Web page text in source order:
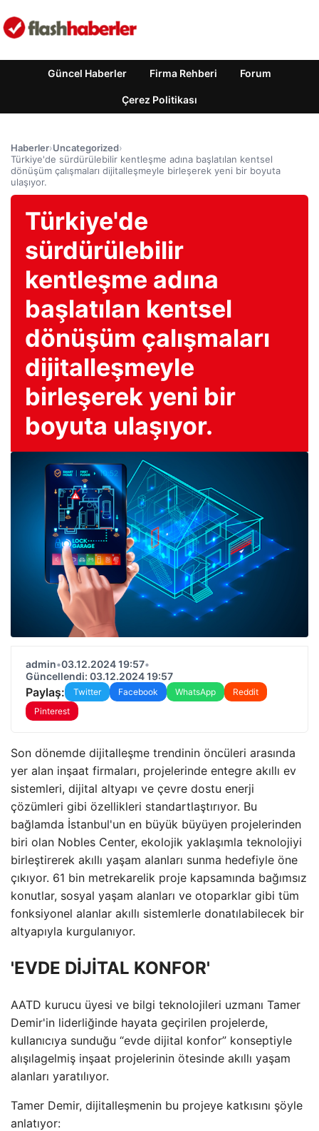
Güncel Haberler Firma Rehberi Forum
Çerez Politikası
Haberler›Uncategorized›
Türkiye'de sürdürülebilir kentleşme adına başlatılan kentsel
dönüşüm çalışmaları dijitalleşmeyle birleşerek yeni bir boyuta
ulaşıyor.
Türkiye'de
sürdürülebilir
kentleşme adına
başlatılan kentsel
dönüşüm çalışmaları
dijitalleşmeyle
birleşerek yeni bir
boyuta ulaşıyor.
admin•03.12.2024 19:57•
Güncellendi: 03.12.2024 19:57
Paylaş: Twitter Facebook WhatsApp
Reddit
Pinterest
Son dönemde dijitalleşme trendinin öncüleri arasında
yer alan inşaat firmaları, projelerinde entegre akıllı ev
sistemleri, dijital altyapı ve çevre dostu enerji
çözümleri gibi özellikleri standartlaştırıyor. Bu
bağlamda İstanbul'un en büyük büyüyen projelerinden
biri olan Nobles Center, ekolojik yaklaşımla teknolojiyi
birleştirerek akıllı yaşam alanları sunma hedefiyle öne
çıkıyor. 61 bin metrekarelik proje kapsamında bağımsız
konutlar, sosyal yaşam alanları ve otoparklar gibi tüm
fonksiyonel alanlar akıllı sistemlerle donatılabilecek bir
altyapıyla kurgulanıyor.
'EVDE DİJİTAL KONFOR'
AATD kurucu üyesi ve bilgi teknolojileri uzmanı Tamer
Demir'in liderliğinde hayata geçirilen projelerde,
kullanıcıya sunduğu “evde dijital konfor” konseptiyle
alışılagelmiş inşaat projelerinin ötesinde akıllı yaşam
alanları yaratılıyor.
Tamer Demir, dijitalleşmenin bu projeye katkısını şöyle
anlatıyor: